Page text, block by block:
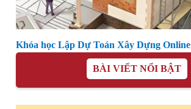
Khóa học Lập Dự Toán Xây Dựng Online
BÀI VIẾT NỔI BẬT